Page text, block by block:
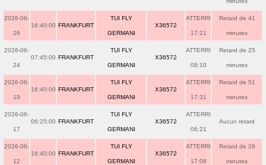
2026-06-
26
16:40:00 FRANKFURT
TUI FLY
GERMANI
X36572
ATTERRI
17:21
Retard de 41
minutes
2026-06-
24
07:45:00 FRANKFURT
TUI FLY
GERMANI
X36572
ATTERRI
08:10
Retard de 25
minutes
2026-06-
19
16:40:00 FRANKFURT
TUI FLY
GERMANI
X36572
ATTERRI
17:31
Retard de 51
minutes
2026-06-
17
06:25:00 FRANKFURT
TUI FLY
GERMANI
X36572
ATTERRI
06:21
Aucun retard
2026-06-
12
16:40:00 FRANKFURT
TUI FLY
GERMANI
X36572
ATTERRI
17:08
Retard de 28
minutes